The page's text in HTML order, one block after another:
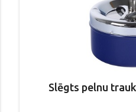
Slēgts pelnu